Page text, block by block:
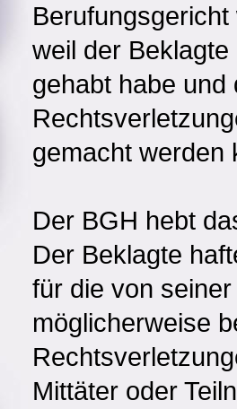
weil der
gehabt habe und
gemacht werden
Der BGH hebt
Der Beklagte
für die von
möglicherweise
Mittäter oder